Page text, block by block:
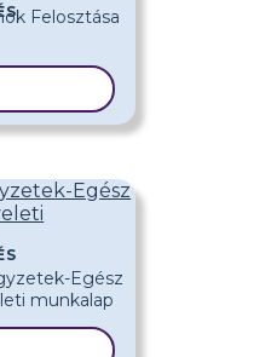
Egész